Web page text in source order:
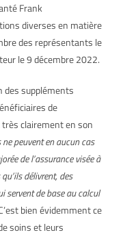
Frank
diverses en matière
des représentants le
le 9 décembre 2022.
des suppléments
de
très clairement en son
peuvent en aucun cas
de l’assurance visée à
délivrent, des
servent de base au calcul
bien évidemment ce
soins et leurs